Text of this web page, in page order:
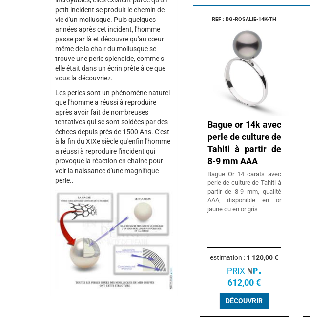
petit incident se produit le chemin de
vie d'un mollusque. Puis quelques
années après cet incident, l'homme
passe par là et découvre qu'au cœur
même de la chair du mollusque se
trouve une perle splendide, comme si
elle était dans un écrin prête à ce que
vous la découvriez.
Les perles sont un phénomène naturel
que l'homme a réussi à reproduire
après avoir fait de nombreuses
tentatives qui se sont soldées par des
échecs depuis près de 1500 Ans. C'est
à la fin du XIXe siècle qu'enfin l'homme
a réussi à reproduire l'incident qui
provoque la réaction en chaine pour
voir la naissance d'une magnifique
perle..
REF : BG-ROSALIE-14K-TH
Bague or 14k avec
perle de culture de
Tahiti à partir de
8-9 mm AAA
Bague Or 14 carats avec
perle de culture de Tahiti à
partir de 8-9 mm, qualité
AAA, disponible en or
jaune ou en or gris
estimation : 1 120,00 €
PRIX
612,00 €
DÉCOUVRIR